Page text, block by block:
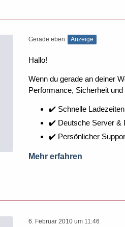
Gerade eben Anzeige
Hallo!
Wenn du gerade an deiner
Performance, Sicherheit
✔️ Schnelle
✔️ Deutsche Server &
✔️ Persönlicher
Mehr erfahren
6. Februar 2010 um 11:46